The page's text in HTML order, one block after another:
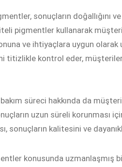
sonuçların doğallığını
pigmentler kullanarak
ve ihtiyaçlara uygun olarak
titizlikle kontrol eder,
bakım süreci hakkında da
uzun süreli korunması
sonuçların kalitesini ve
konusunda uzmanlaşmış